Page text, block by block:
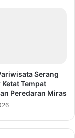
Serang
Tempat
Peredaran Miras